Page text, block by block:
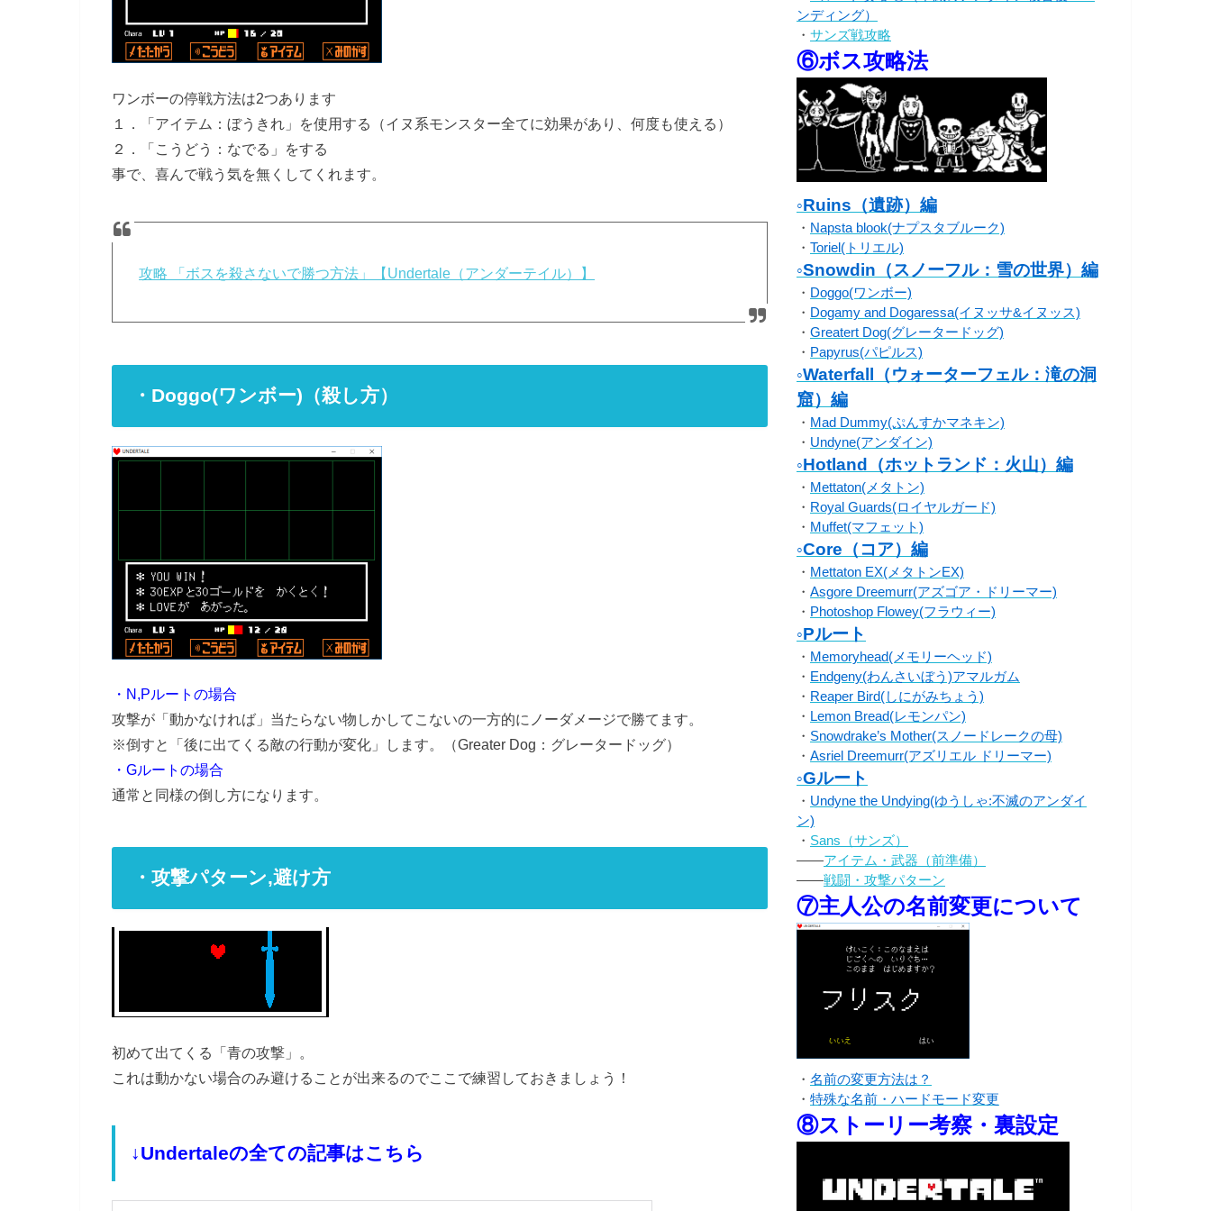
ワンボーの停戦方法は2つあります
１．「アイテム：ぼうきれ」を使用する（イヌ系モンスター全てに効果があり、何度も使える）
２．「こうどう：なでる」をする
事で、喜んで戦う気を無くしてくれます。
攻略 「ボスを殺さないで勝つ方法」【Undertale（アンダーテイル）】
・Doggo(ワンボー)（殺し方）
・N,Pルートの場合
攻撃が「動かなければ」当たらない物しかしてこないの一方的にノーダメージで勝てます。
※倒すと「後に出てくる敵の行動が変化」します。（Greater Dog：グレータードッグ）
・Gルートの場合
通常と同様の倒し方になります。
・攻撃パターン,避け方
初めて出てくる「青の攻撃」。
これは動かない場合のみ避けることが出来るのでここで練習しておきましょう！
↓Undertaleの全ての記事はこちら
ンディング）
・ サンズ戦攻略
⑥ボス攻略法
◦Ruins（遺跡）編
・ Napsta blook(ナプスタブルーク)
・ Toriel(トリエル)
◦Snowdin（スノーフル：雪の世界）編
・ Doggo(ワンボー)
・ Dogamy and Dogaressa(イヌッサ&イヌッス)
・ Greatert Dog(グレータードッグ)
・ Papyrus(パピルス)
◦Waterfall（ウォーターフェル：滝の洞
窟）編
・ Mad Dummy(ぷんすかマネキン)
・ Undyne(アンダイン)
◦Hotland（ホットランド：火山）編
・ Mettaton(メタトン)
・ Royal Guards(ロイヤルガード)
・ Muffet(マフェット)
◦Core（コア）編
・ Mettaton EX(メタトンEX)
・ Asgore Dreemurr(アズゴア・ドリーマー)
・ Photoshop Flowey(フラウィー)
◦Pルート
・ Memoryhead(メモリーヘッド)
・ Endgeny(わんさいぼう)アマルガム
・ Reaper Bird(しにがみちょう)
・ Lemon Bread(レモンパン)
・ Snowdrake’s Mother(スノードレークの母)
・ Asriel Dreemurr(アズリエル ドリーマー)
◦Gルート
・ Undyne the Undying(ゆうしゃ:不滅のアンダイ
ン)
・ Sans（サンズ）
――アイテム・武器（前準備）
――戦闘・攻撃パターン
⑦主人公の名前変更について
・ 名前の変更方法は？
・ 特殊な名前・ハードモード変更
⑧ストーリー考察・裏設定